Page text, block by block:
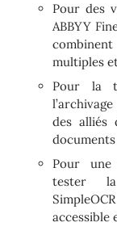
Pour des
ABBYY
multiples
Pour la
des alliés
Pour
tester
accessible